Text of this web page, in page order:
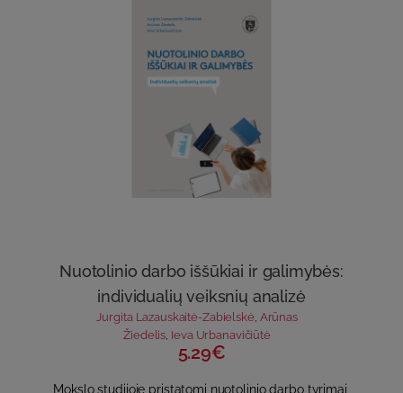
Nuotolinio darbo iššūkiai ir galimybės:
individualių veiksnių analizė
Jurgita Lazauskaitė-Zabielskė, Arūnas
Žiedelis Ieva Urbanavičiūtė
5.29€
Mokslo studijoje pristatomi nuotolinio darbo tyrimai,